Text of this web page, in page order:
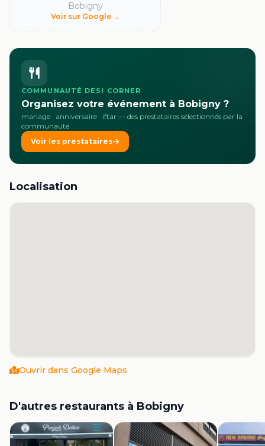
Bobigny
Voir sur Google →
COMMUNAUTÉ DESI CORNER
Organisez votre événement à Bobigny ?
mariage · anniversaire · iftar — des prestataires sélectionnés par la
communauté
Voir les prestataires
Localisation
Ouvrir dans Google Maps
D'autres restaurants à Bobigny